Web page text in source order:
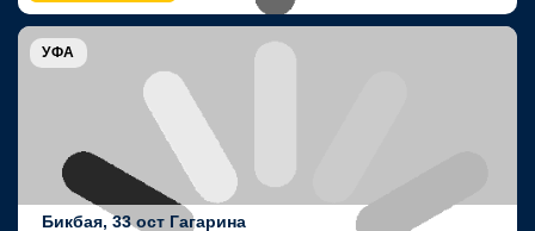
УФА
Бикбая, 33 ост Гагарина